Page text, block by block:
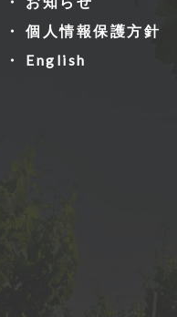
のプライバ
されます。
もって、上述
し、お客様に
なします。
リシー
intl/ja/poli
個人情報保護方針
English